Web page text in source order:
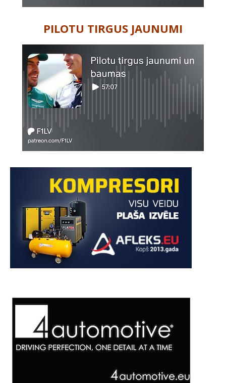
PILOTU TIRGUS JAUNUMI